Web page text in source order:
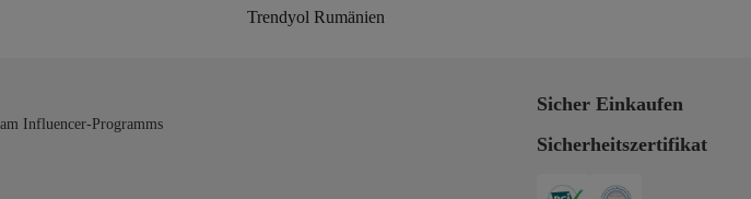
Trendyol Rumänien
Influencer-Programms
Sicher Einkaufen
Sicherheitszertifikat